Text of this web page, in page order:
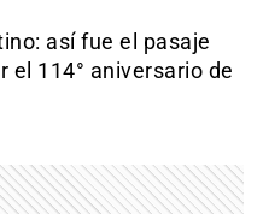
así fue el pasaje
el 114° aniversario de